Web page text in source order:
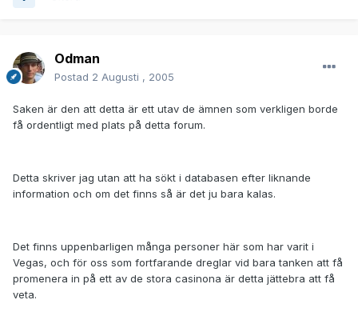
Odman
Postad 2 Augusti , 2005
Saken är den att detta är ett utav de ämnen som verkligen borde
få ordentligt med plats på detta forum.
Detta skriver jag utan att ha sökt i databasen efter liknande
information och om det finns så är det ju bara kalas.
Det finns uppenbarligen många personer här som har varit i
Vegas, och för oss som fortfarande dreglar vid bara tanken att få
promenera in på ett av de stora casinona är detta jättebra att få
veta.